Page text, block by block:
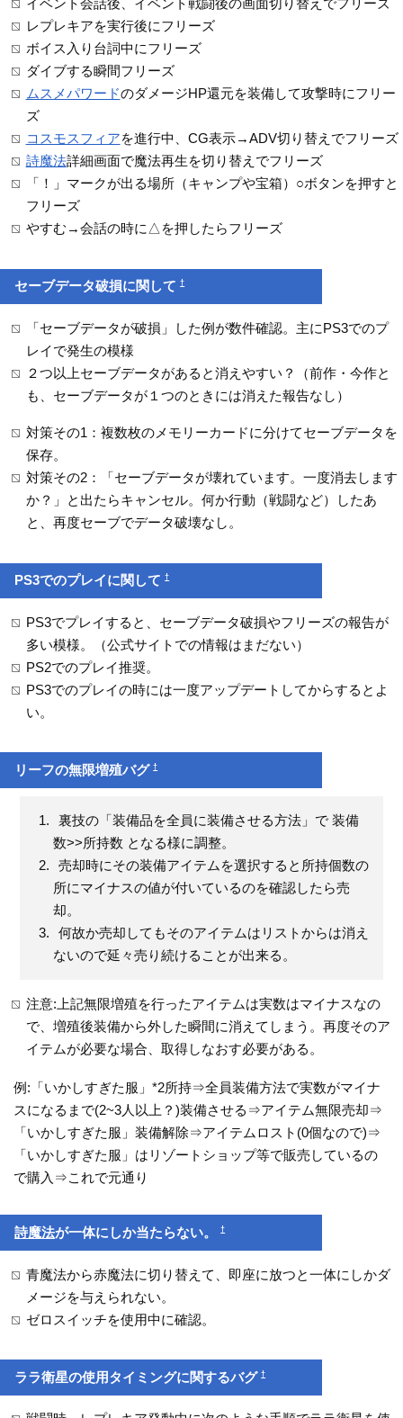
イベント会話後、イベント戦闘後の画面切り替えでフリーズ
レプレキアを実行後にフリーズ
ボイス入り台詞中にフリーズ
ダイブする瞬間フリーズ
ムスメパワードのダメージHP還元を装備して攻撃時にフリー
ズ
コスモスフィアを進行中、CG表示→ADV切り替えでフリーズ
詩魔法詳細画面で魔法再生を切り替えでフリーズ
「！」マークが出る場所（キャンプや宝箱）○ボタンを押すと
フリーズ
やすむ→会話の時に△を押したらフリーズ
セーブデータ破損に関して†
「セーブデータが破損」した例が数件確認。主にPS3でのプ
レイで発生の模様
２つ以上セーブデータがあると消えやすい？（前作・今作と
も、セーブデータが１つのときには消えた報告なし）
対策その1：複数枚のメモリーカードに分けてセーブデータを
保存。
対策その2：「セーブデータが壊れています。一度消去します
か？」と出たらキャンセル。何か行動（戦闘など）したあ
と、再度セーブでデータ破壊なし。
PS3でのプレイに関して†
PS3でプレイすると、セーブデータ破損やフリーズの報告が
多い模様。（公式サイトでの情報はまだない）
PS2でのプレイ推奨。
PS3でのプレイの時には一度アップデートしてからするとよ
い。
リーフの無限増殖バグ†
裏技の「装備品を全員に装備させる方法」で 装備
数>>所持数 となる様に調整。
売却時にその装備アイテムを選択すると所持個数の
所にマイナスの値が付いているのを確認したら売
却。
何故か売却してもそのアイテムはリストからは消え
ないので延々売り続けることが出来る。
注意:上記無限増殖を行ったアイテムは実数はマイナスなの
で、増殖後装備から外した瞬間に消えてしまう。再度そのア
イテムが必要な場合、取得しなおす必要がある。
例:「いかしすぎた服」*2所持⇒全員装備方法で実数がマイナ
スになるまで(2~3人以上？)装備させる⇒アイテム無限売却⇒
「いかしすぎた服」装備解除⇒アイテムロスト(0個なので)⇒
「いかしすぎた服」はリゾートショップ等で販売しているの
で購入⇒これで元通り
詩魔法が一体にしか当たらない。†
青魔法から赤魔法に切り替えて、即座に放つと一体にしかダ
メージを与えられない。
ゼロスイッチを使用中に確認。
ララ衛星の使用タイミングに関するバグ†